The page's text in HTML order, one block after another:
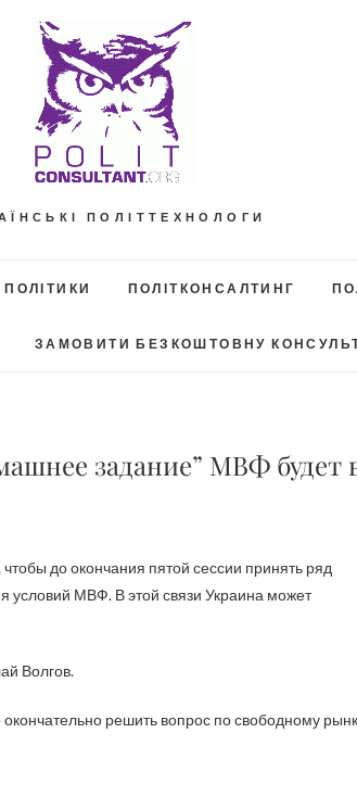
ПОЛІТТЕХНОЛОГИ
ПОЛІТИКИ ПОЛІТКОНСАЛТИНГ
ЗАМОВИТИ БЕЗКОШТОВНУ
задание” МВФ будет
условий МВФ. В этой связи Украина может
Волгов.
решить вопрос по свободному